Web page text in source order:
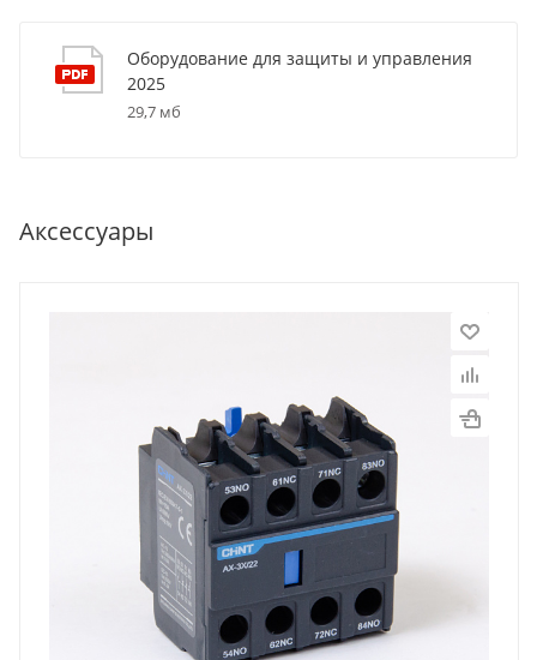
Оборудование для защиты и управления
2025
29,7 мб
Аксессуары